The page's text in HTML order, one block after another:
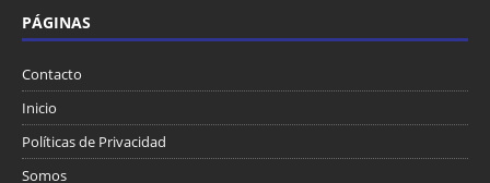
PÁGINAS
Contacto
Inicio
Políticas de Privacidad
Somos